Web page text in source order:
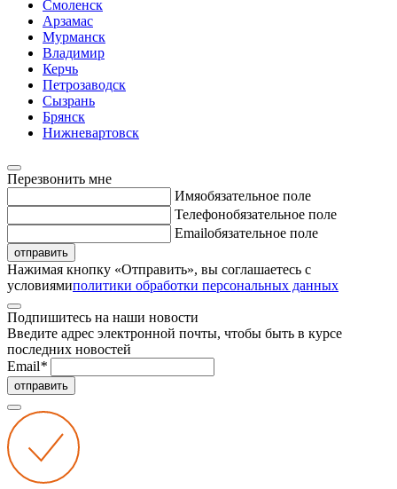
Смоленск
Арзамас
Мурманск
Владимир
Керчь
Петрозаводск
Сызрань
Брянск
Нижневартовск
Перезвонить мне
Имяобязательное поле
Телефонобязательное поле
Emailобязательное поле
отправить
Нажимая кнопку «Отправить», вы соглашаетесь с
условиямиполитики обработки персональных данных
Подпишитесь на наши новости
Введите адрес электронной почты, чтобы быть в курсе
последних новостей
Email*
отправить